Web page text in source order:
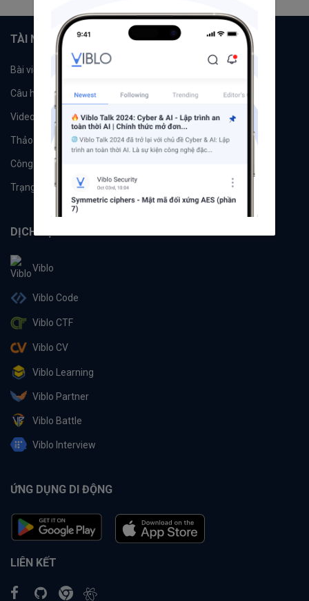
TÀI NGUYÊN
Bài viết
Câu hỏi Tags
Videos Tác giả
Thảo luận Đề xuất hệ thống
Công cụ
Trạng thái hệ thống
DỊCH VỤ
Viblo
Viblo Code
Viblo CTF
Viblo CV
Viblo Learning
Viblo Partner
Viblo Battle
Viblo Interview
ỨNG DỤNG DI ĐỘNG
LIÊN KẾT